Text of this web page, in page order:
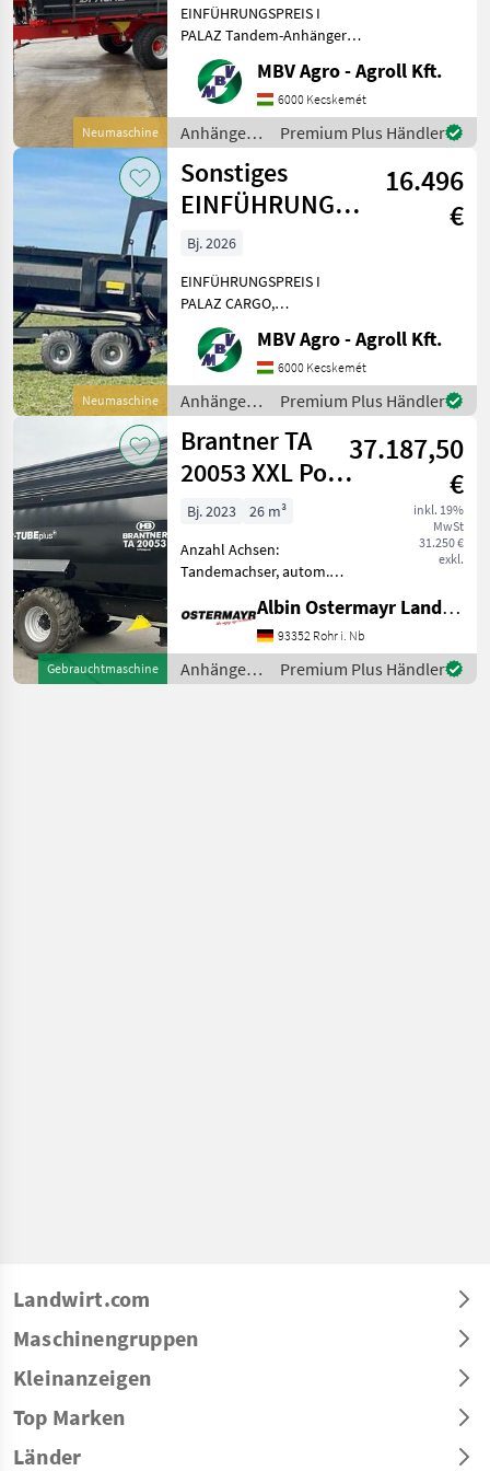
Neumaschine
18 t
EINFÜHRUNGSPREIS I
PALAZ Tandem-Anhänger I
8 t–18 t Wenn PALAZ, dann
ausschließlich bei MBV
AGRO! Kaufen Sie direkt
beim Importeur, dem
größten PALAZ-Händler der
Re
MBV Agro - Agroll Kft.
6000 Kecskemét
Anhänger /
Sonstige
Premium Plus Händler
Neumaschine
Sonstiges
EINFÜHRUNGSPREIS
I PALAZ CARGO,
Anhänger mit
Ladefläche I 1
16.496
€
Bj. 2026
EINFÜHRUNGSPREIS I
PALAZ CARGO,
Kippanhänger I 12–18 t I 2
Achsen Wenn PALAZ, dann
ausschließlich MBV AGRO!
Kaufen Sie direkt beim
Importeur, dem größten
PALAZ-Hän
MBV Agro - Agroll Kft.
6000 Kecskemét
Anhänger /
Sonstige
Premium Plus Händler
Gebrauchtmaschine
Brantner TA
20053 XXL Power
Push+
37.187,50
€
inkl. 19%
MwSt
31.250 €
exkl.
Bj. 2023
26 m³
Anzahl Achsen:
Tandemachser, autom.
Originalzustand. Sofort
verfügbar wg.
Betriebsumstellung. -
Aufsatzdreicke 300mm
Albin Ostermayr Landmaschinenhandel e.K.
93352 Rohr i. Nb
Anhänger /
Brantner
Premium Plus Händler
Landwirt.com
Maschinengruppen
Kleinanzeigen
Top Marken
Länder